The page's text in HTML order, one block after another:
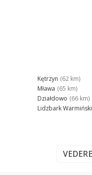
Kętrzyn (62 km)
Mława (65 km)
Działdowo (66 km)
Lidzbark Warmiński